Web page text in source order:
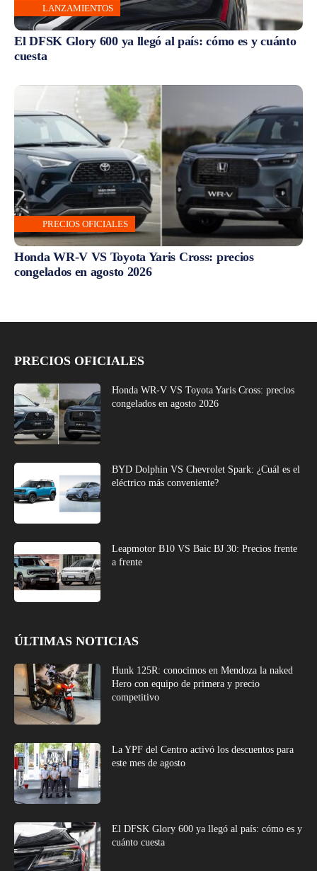
LANZAMIENTOS
El DFSK Glory 600 ya llegó al país: cómo es y cuánto
cuesta
PRECIOS OFICIALES
Honda WR-V VS Toyota Yaris Cross: precios
congelados en agosto 2026
PRECIOS OFICIALES
Honda WR-V VS Toyota Yaris Cross: precios
congelados en agosto 2026
BYD Dolphin VS Chevrolet Spark: ¿Cuál es el
eléctrico más conveniente?
Leapmotor B10 VS Baic BJ 30: Precios frente
a frente
ÚLTIMAS NOTICIAS
Hunk 125R: conocimos en Mendoza la naked
Hero con equipo de primera y precio
competitivo
La YPF del Centro activó los descuentos para
este mes de agosto
El DFSK Glory 600 ya llegó al país: cómo es y
cuánto cuesta